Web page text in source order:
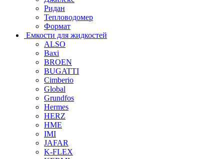
Ридан
Тепловодомер
Формат
Емкости для жидкостей
ALSO
Baxi
BROEN
BUGATTI
Cimberio
Global
Grundfos
Hermes
HERZ
HME
IMI
JAFAR
K-FLEX